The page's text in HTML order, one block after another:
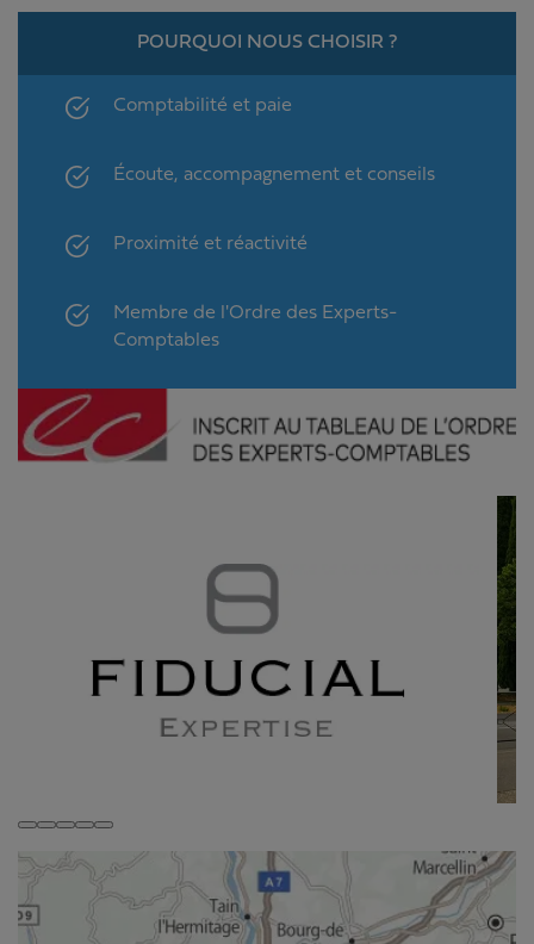
POURQUOI NOUS CHOISIR ?
Comptabilité et paie
Écoute, accompagnement et conseils
Proximité et réactivité
Membre de l'Ordre des Experts-
Comptables